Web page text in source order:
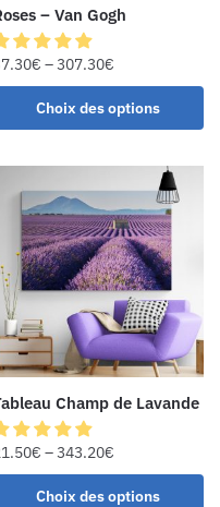
– Van Gogh
€ –307.30€
Choix des options
Champ de Lavande
€ –343.20€
Choix des options